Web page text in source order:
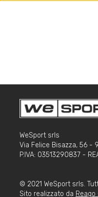
WeSport srls
Via Felice Bisazza, 56 -
P.IVA: 03513290837 -
© 2021 WeSport srls.
Sito realizzato da Reago